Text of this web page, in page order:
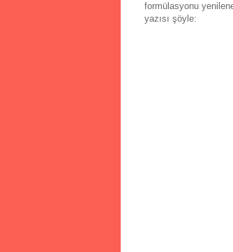
formülasyonu
yazısı şöyle: